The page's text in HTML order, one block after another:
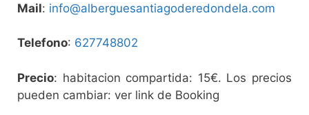
Mail: info@alberguesantiagoderedondela.com
Telefono: 627748802
Precio: habitacion compartida: 15€. Los precios
pueden cambiar: ver link de Booking